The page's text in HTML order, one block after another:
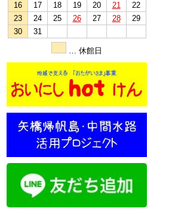
16
17 18 19 20 21
22
23
24 25 26 27 28
29
30
31
… 休館日